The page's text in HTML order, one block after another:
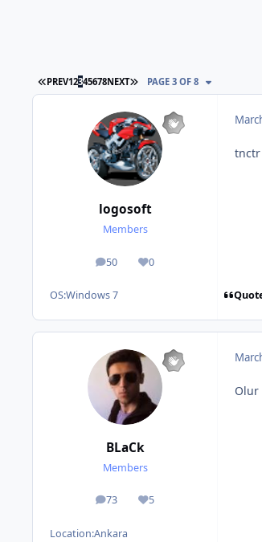
FIRST PAGE
PREV12345678NEXT LAST PAGE
PAGE 3 OF 8
logosoft
Members
50
posts 0
Reputation
OS:Windows 7
tnctr
BLaCk
Members
73
posts 5
Reputation
Location:Ankara
Olur